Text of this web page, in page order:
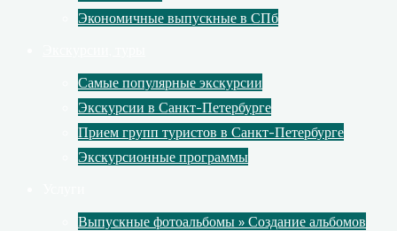
Экономичные выпускные в СПб
Самые популярные экскурсии
Экскурсии в Санкт-Петербурге
Прием групп туристов в Санкт-Петербурге
Экскурсионные программы
Выпускные фотоальбомы » Создание альбомов